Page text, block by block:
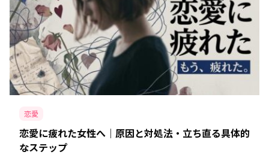
恋愛
恋愛に疲れた女性へ｜原因と対処法・立ち直る具体的
なステップ